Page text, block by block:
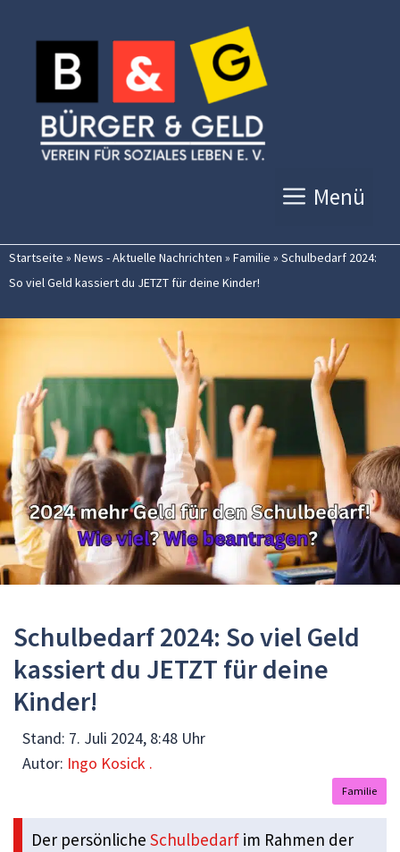
Inhalt
springen
Menü
Startseite » News - Aktuelle Nachrichten » Familie » Schulbedarf 2024:
So viel Geld kassiert du JETZT für deine Kinder!
Schulbedarf 2024: So viel Geld
kassiert du JETZT für deine
Kinder!
Stand: 7. Juli 2024, 8:48 Uhr
Autor: Ingo Kosick .
Familie
Der persönliche Schulbedarf im Rahmen der